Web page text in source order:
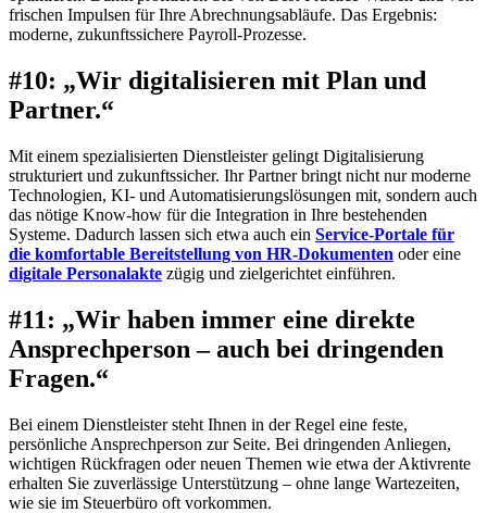
frischen Impulsen für Ihre Abrechnungsabläufe. Das Ergebnis:
moderne, zukunftssichere Payroll-Prozesse.
#10: „Wir digitalisieren mit Plan und
Partner.“
Mit einem spezialisierten Dienstleister gelingt Digitalisierung
strukturiert und zukunftssicher. Ihr Partner bringt nicht nur moderne
Technologien, KI- und Automatisierungslösungen mit, sondern auch
das nötige Know-how für die Integration in Ihre bestehenden
Systeme. Dadurch lassen sich etwa auch ein Service-Portale für
die komfortable Bereitstellung von HR-Dokumenten oder eine
digitale Personalakte zügig und zielgerichtet einführen.
#11: „Wir haben immer eine direkte
Ansprechperson – auch bei dringenden
Fragen.“
Bei einem Dienstleister steht Ihnen in der Regel eine feste,
persönliche Ansprechperson zur Seite. Bei dringenden Anliegen,
wichtigen Rückfragen oder neuen Themen wie etwa der Aktivrente
erhalten Sie zuverlässige Unterstützung – ohne lange Wartezeiten,
wie sie im Steuerbüro oft vorkommen.